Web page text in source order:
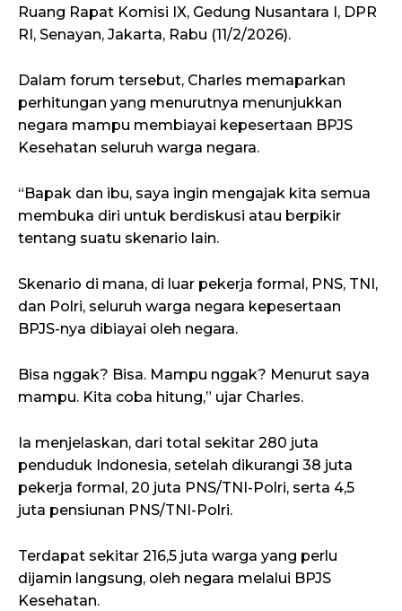
Ruang Rapat Komisi IX, Gedung Nusantara I, DPR
RI, Senayan, Jakarta, Rabu (11/2/2026).
Dalam forum tersebut, Charles memaparkan
perhitungan yang menurutnya menunjukkan
negara mampu membiayai kepesertaan BPJS
Kesehatan seluruh warga negara.
“Bapak dan ibu, saya ingin mengajak kita semua
membuka diri untuk berdiskusi atau berpikir
tentang suatu skenario lain.
Skenario di mana, di luar pekerja formal, PNS, TNI,
dan Polri, seluruh warga negara kepesertaan
BPJS-nya dibiayai oleh negara.
Bisa nggak? Bisa. Mampu nggak? Menurut saya
mampu. Kita coba hitung,” ujar Charles.
Ia menjelaskan, dari total sekitar 280 juta
penduduk Indonesia, setelah dikurangi 38 juta
pekerja formal, 20 juta PNS/TNI-Polri, serta 4,5
juta pensiunan PNS/TNI-Polri.
Terdapat sekitar 216,5 juta warga yang perlu
dijamin langsung, oleh negara melalui BPJS
Kesehatan.